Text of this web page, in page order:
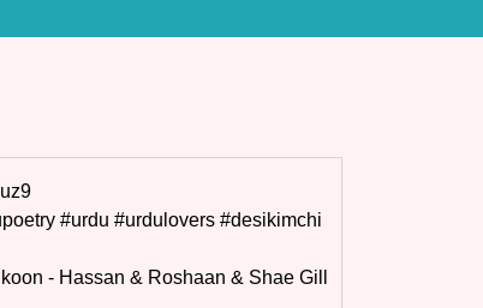
#urdu #urdulovers #desikimchi
- Hassan & Roshaan & Shae Gill